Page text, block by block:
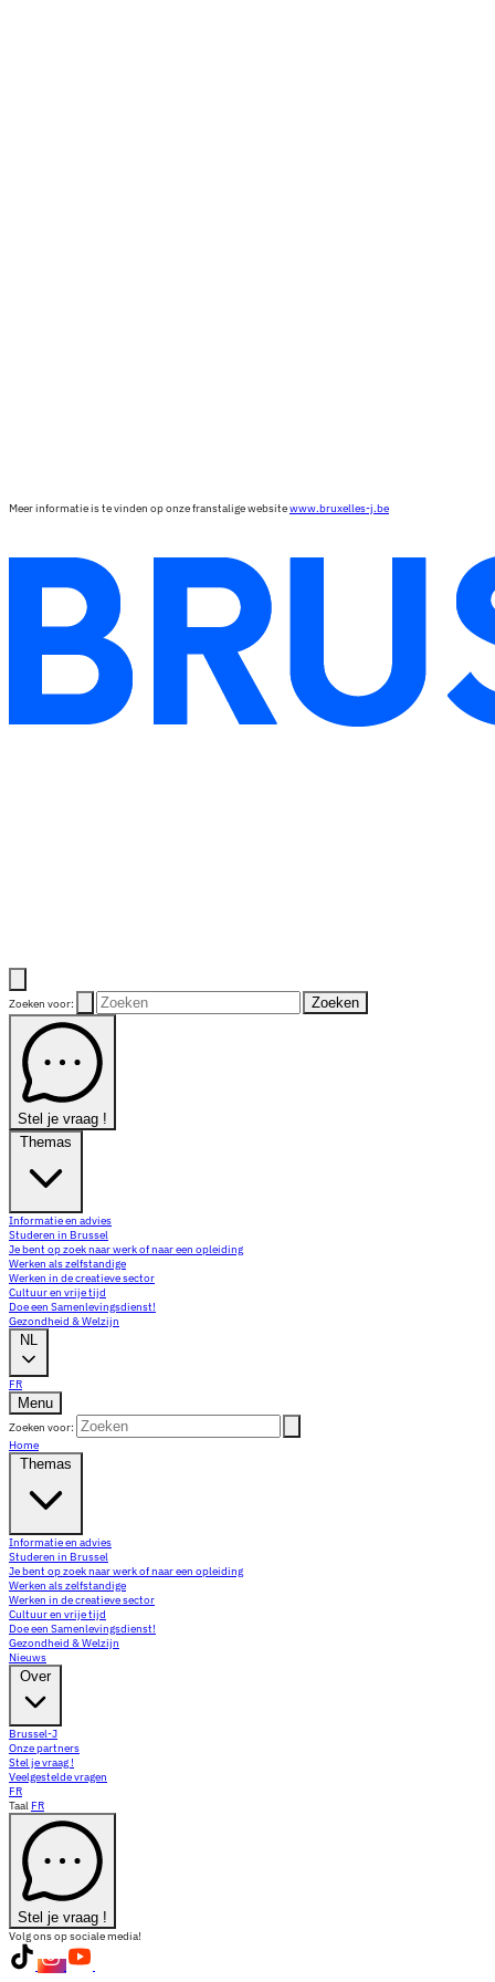
Meer informatie is te vinden op onze franstalige websitewww.bruxelles-j.be
Zoeken voor: Zoeken
Stel je vraag !
Themas
Informatie en advies
Studeren in Brussel
Je bent op zoek naar werk of naar een opleiding
Werken als zelfstandige
Werken in de creatieve sector
Cultuur en vrije tijd
Doe een Samenlevingsdienst!
Gezondheid & Welzijn
NL
FR
Menu
Zoeken voor:
Home
Themas
Informatie en advies
Studeren in Brussel
Je bent op zoek naar werk of naar een opleiding
Werken als zelfstandige
Werken in de creatieve sector
Cultuur en vrije tijd
Doe een Samenlevingsdienst!
Gezondheid & Welzijn
Nieuws
Over
Brussel-J
Onze partners
Stel je vraag !
Veelgestelde vragen
FR
Taal FR
Stel je vraag !
Volg ons op sociale media!